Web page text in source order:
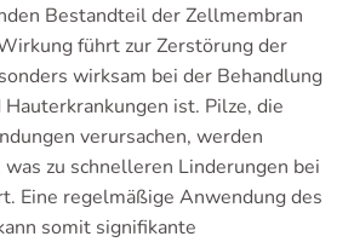
Bestandteil der Zellmembran
führt zur Zerstörung der
wirksam bei der Behandlung
Hauterkrankungen ist. Pilze, die
verursachen, werden
zu schnelleren Linderungen bei
Eine regelmäßige Anwendung des
somit signifikante